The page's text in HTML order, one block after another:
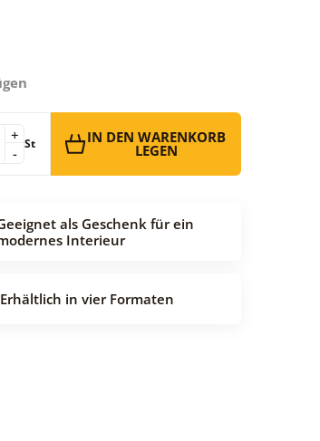
-
+ St IN DEN WARENKORB
LEGEN
als Geschenk für ein
Interieur
Erhältlich in vier Formaten